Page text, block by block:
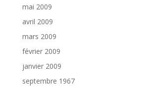
mai 2009
avril 2009
mars 2009
février 2009
janvier 2009
septembre 1967